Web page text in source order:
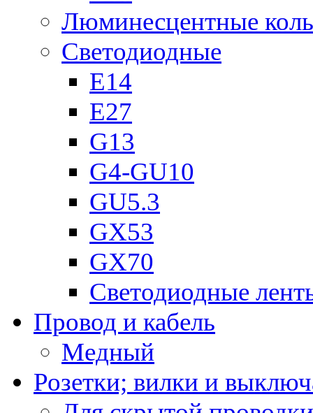
Люминесцентные
Светодиодные
Е14
Е27
G13
G4-GU10
GU5.3
GX53
GX70
Светодиодные
Провод и кабель
Медный
Розетки; вилки и